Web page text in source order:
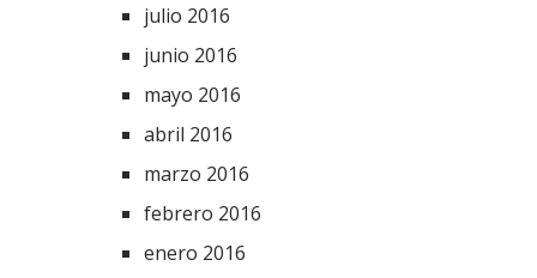
julio 2016
junio 2016
mayo 2016
abril 2016
marzo 2016
febrero 2016
enero 2016